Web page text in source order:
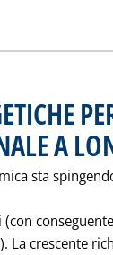
A
sta
La crescente